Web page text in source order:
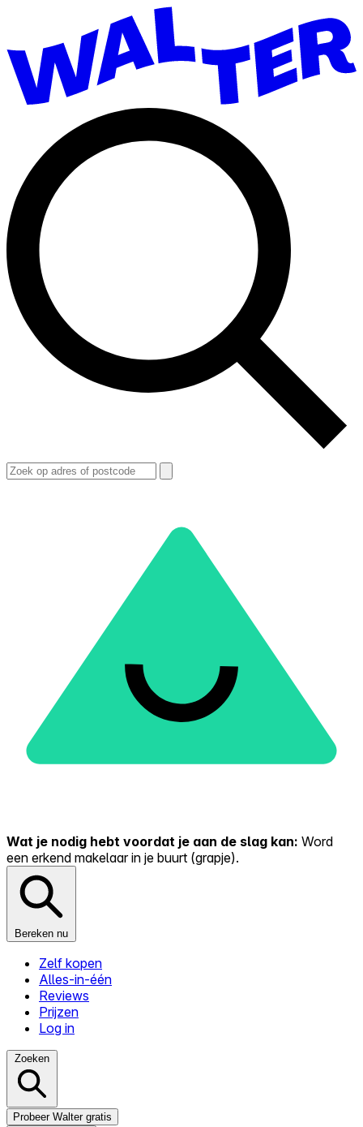
Wat je nodig hebt voordat je aan de slag kan: Word
een erkend makelaar in je buurt (grapje).
Bereken nu
Zelf kopen
Alles-in-één
Reviews
Prijzen
Log in
Zoeken
Probeer Walter gratis